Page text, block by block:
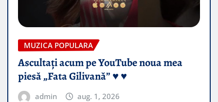
MUZICA POPULARA
Ascultați acum pe YouTube noua mea
piesă „Fata Gilivană” ♥️ ♥️
admin aug. 1, 2026